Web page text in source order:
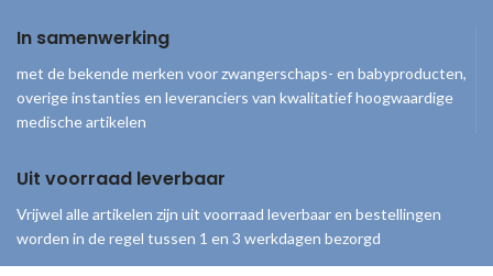
In samenwerking
met de bekende merken voor zwangerschaps- en babyproducten,
overige instanties en leveranciers van kwalitatief hoogwaardige
medische artikelen
Uit voorraad leverbaar
Vrijwel alle artikelen zijn uit voorraad leverbaar en bestellingen
worden in de regel tussen 1 en 3 werkdagen bezorgd